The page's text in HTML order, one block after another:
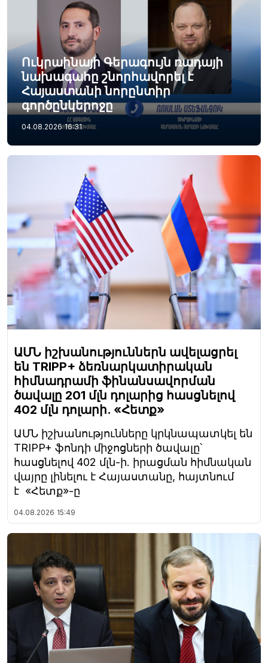
Ուկրաինայի Գերագույն ռադայի
նախագահը շնորհավորել է
Հայաստանի նորընտիր
գործընկերոջը
04.08.2026 16:31
ԱՄՆ իշխանություններն ավելացրել
են TRIPP+ ձեռնարկատիրական
հիմնադրամի ֆինանսավորման
ծավալը 201 մլն դոլարից հասցնելով
402 մլն դոլարի. «Հետք»
ԱՄՆ իշխանությունները կրկնապատկել են
TRIPP+ ֆոնդի միջոցների ծավալը՝
հասցնելով 402 մլն-ի. իրացման հիմնական
վայրը լինելու է Հայաստանը, հայտնում
է «Հետք»-ը
04.08.2026 15:49